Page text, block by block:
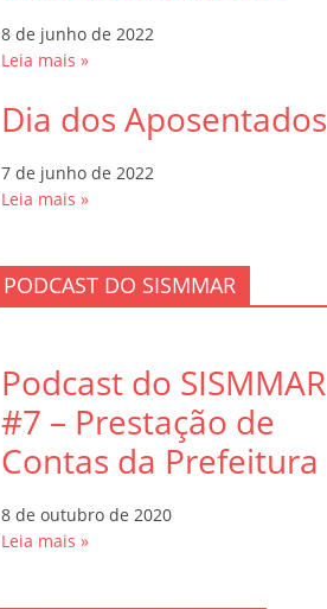
8 de junho de 2022
Leia mais »
Dia dos Aposentados
7 de junho de 2022
Leia mais »
PODCAST DO SISMMAR
Podcast do SISMMAR
#7 – Prestação de
Contas da Prefeitura
8 de outubro de 2020
Leia mais »